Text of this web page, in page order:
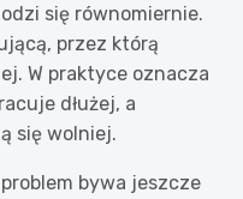
się równomiernie.
przez którą
W praktyce oznacza
dłużej, a
się wolniej.
bywa jeszcze